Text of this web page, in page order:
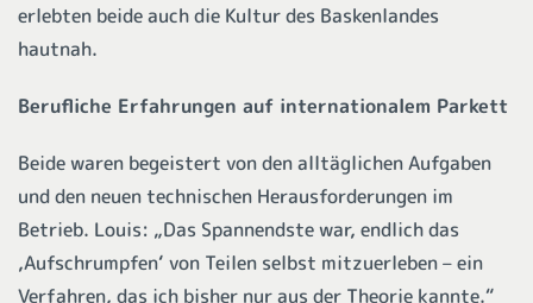
erlebten beide auch die Kultur des Baskenlandes
hautnah.
Berufliche Erfahrungen auf internationalem Parkett
Beide waren begeistert von den alltäglichen Aufgaben
und den neuen technischen Herausforderungen im
Betrieb. Louis: „Das Spannendste war, endlich das
‚Aufschrumpfen‘ von Teilen selbst mitzuerleben – ein
Verfahren, das ich bisher nur aus der Theorie kannte.“